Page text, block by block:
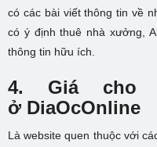
có các bài viết thông tin về
có ý định thuê nhà xưởng,
thông tin hữu ích.
4. Giá cho
ở DiaOcOnline
Là website quen thuộc với